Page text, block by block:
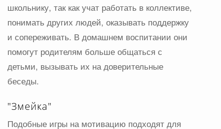
школьнику, так как учат работать в коллективе,
понимать других людей, оказывать поддержку
и сопереживать. В домашнем воспитании они
помогут родителям больше общаться с
детьми, вызывать их на доверительные
беседы.
"Змейка"
Подобные игры на мотивацию подходят для